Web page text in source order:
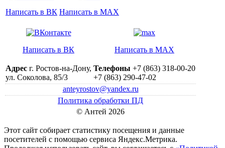
Написать в ВК Написать в MAX
Написать в ВК Написать в MAX
Адрес г. Ростов-на-Дону,
ул. Соколова, 85/3
Телефоны +7 (863) 318-00-20
+7 (863) 290-47-02
anteyrostov@yandex.ru
Политика обработки ПД
© Антей 2026
Этот сайт собирает статистику посещения и данные
посетителей c помощью сервиса Яндекс.Метрика.